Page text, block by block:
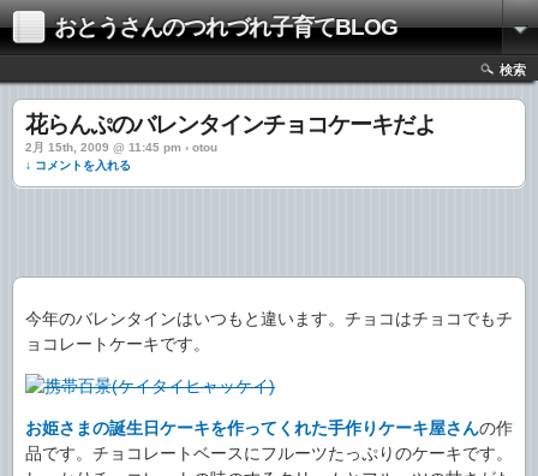
おとうさんのつれづれ子育てBLOG
検索
花らんぷのバレンタインチョコケーキだよ
2月 15th, 2009 @ 11:45 pm › otou
↓ コメントを入れる
今年のバレンタインはいつもと違います。チョコはチョコでもチ
ョコレートケーキです。
お姫さまの誕生日ケーキを作ってくれた手作りケーキ屋さんの作
品です。チョコレートベースにフルーツたっぷりのケーキです。